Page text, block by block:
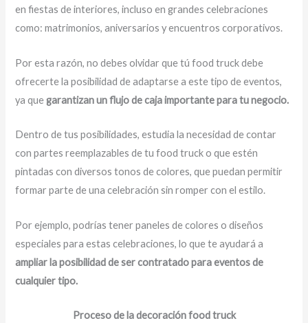
en fiestas de interiores, incluso en grandes celebraciones
como: matrimonios, aniversarios y encuentros corporativos.
Por esta razón, no debes olvidar que tú food truck debe
ofrecerte la posibilidad de adaptarse a este tipo de eventos,
ya quegarantizan un flujo de caja importante para tu negocio.
Dentro de tus posibilidades, estudia la necesidad de contar
con partes reemplazables de tu food truck o que estén
pintadas con diversos tonos de colores, que puedan permitir
formar parte de una celebración sin romper con el estilo.
Por ejemplo, podrías tener paneles de colores o diseños
especiales para estas celebraciones, lo que te ayudará a
ampliar la posibilidad de ser contratado para eventos de
cualquier tipo.
Proceso de la decoración food truck